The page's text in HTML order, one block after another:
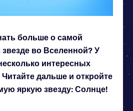
больше о самой
во Вселенной? У
интересных
дальше и откройте
яркую звезду: Солнце!